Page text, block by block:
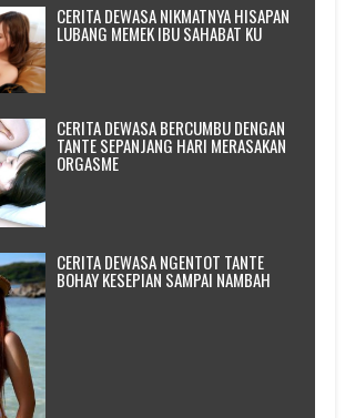
CERITA DEWASA NIKMATNYA HISAPAN
LUBANG MEMEK IBU SAHABAT KU
CERITA DEWASA BERCUMBU DENGAN
TANTE SEPANJANG HARI MERASAKAN
ORGASME
CERITA DEWASA NGENTOT TANTE
BOHAY KESEPIAN SAMPAI NAMBAH